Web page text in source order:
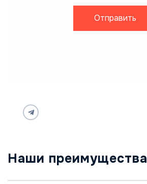
Отправить
Наши преимущества